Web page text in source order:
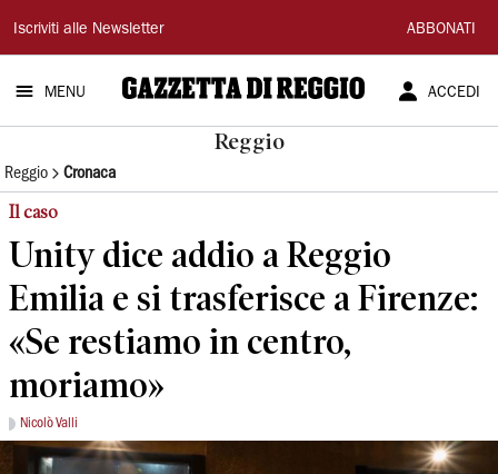
Gazzetta
di
Reggio
Iscriviti alle Newsletter ABBONATI
MENU ACCEDI
Reggio
Reggio Cronaca
Il caso
Unity dice addio a Reggio
Emilia e si trasferisce a Firenze:
«Se restiamo in centro,
moriamo»
Nicolò Valli